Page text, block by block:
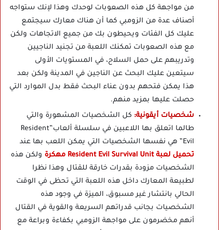
من مواجهة كل هذه الصعوبات لوحدك وهذا لإنك ستواجه
أصناف عدة من الزومبي كما أن هناك معارك سيجتمع
عليك كل الفئات ويحيطون بك من جميع الاتجاهات ولكن
مع هذه الصعوبات تمكنك اللعبة من تجنيد الناجيين
وتدريبهم على حمل السلاح، في المستويات الأولى
سيتعين عليك البحث عن الناجين في المدينة ولكن بعد
هذا يمكن فتحهم بدون عناء البحث فقط بدل الموارد التي
حصلت عليها بمزيد منهم.
شخصيات أيقونية: كل الشخصيات المشهورة والتي
طالما اتعلق بها اللاعبين في سلسلة ألعاب”Resident
Evil” هي نفسها الشخصيات التي يمكن اللعب بها عند
تحميل لعبة Resident Evil Survival Unit مهكرة
ولكن هذه
الشخصيات مزودة بقدرات خارقة للقتال وهذا نظرا
لطبيعة المعارك داخل هذه اللعبة التي تحظى في الوقت
الحالي بانتشار غير مسبوق، الميزة في وجود هذه
الشخصيات بجانب قدراتهم السريعة والقوية في القتال
أنهم مخضرمون على مواجهة الزومبي بكفاءة وبراعة مع